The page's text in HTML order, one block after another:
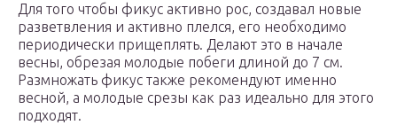
Для того чтобы фикус активно рос, создавал новые
разветвления и активно плелся, его необходимо
периодически прищеплять. Делают это в начале
весны, обрезая молодые побеги длиной до 7 см.
Размножать фикус также рекомендуют именно
весной, а молодые срезы как раз идеально для этого
подходят.